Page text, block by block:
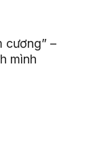
cương” –
mình